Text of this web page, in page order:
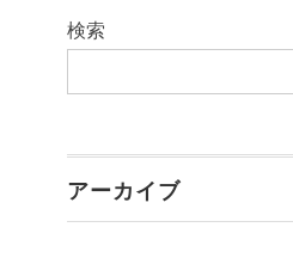
検索
アーカイブ